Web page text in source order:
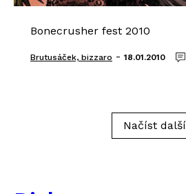
Bonecrusher fest 2010
Brutusáček, bizzaro - 18.01.2010
Načíst další